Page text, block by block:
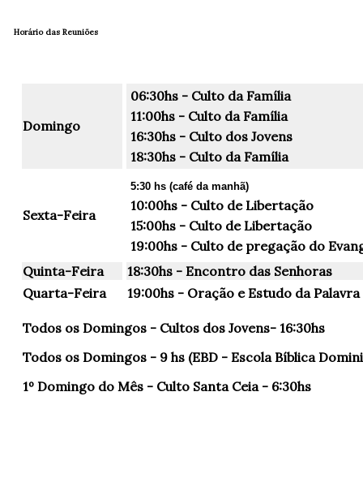
Horário das Reuniões
Domingo
06:30hs - Culto da Família
11:00hs - Culto da Família
16:30hs - Culto dos Jovens
18:30hs - Culto da Família
Sexta-Feira
5:30 hs (café da manhã)
10:00hs - Culto de Libertação
15:00hs - Culto de Libertação
19:00hs - Culto de pregação do
Quinta-Feira
18:30hs - Encontro das Senhoras
Quarta-Feira
19:00hs - Oração e Estudo da Palavra
Todos os Domingos - Cultos dos Jovens- 16:30hs
Todos os Domingos - 9 hs (EBD - Escola Bíblica
1º Domingo do Mês - Culto Santa Ceia - 6:30hs